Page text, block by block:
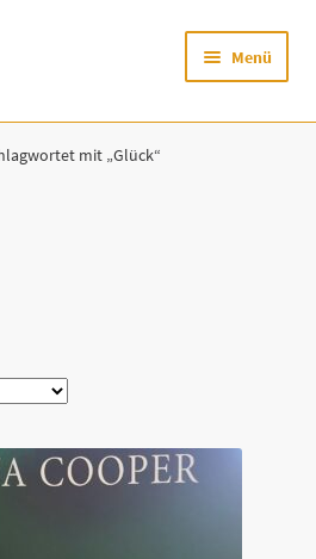
Menü
mit „Glück“